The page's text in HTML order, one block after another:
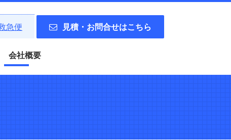
急便 見積・お問合せはこちら
会社概要